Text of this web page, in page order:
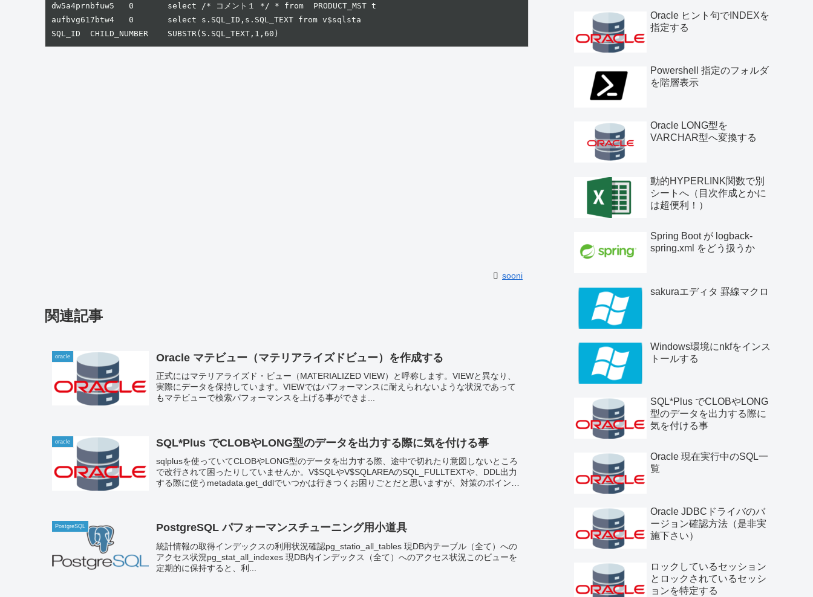
dw5a4prnbfuw5	0	select /* コメント１ */ * from  PRODUCT_MST t
aufbvg617btw4	0	select s.SQL_ID,s.SQL_TEXT from v$sqlsta
SQL_ID	CHILD_NUMBER	SUBSTR(S.SQL_TEXT,1,60)
sooni
関連記事
oracle Oracle マテビュー（マテリアライズドビュー）を作成する
正式にはマテリアライズド・ビュー（MATERIALIZED VIEW）と呼称します。VIEWと異なり、
実際にデータを保持しています。VIEWではパフォーマンスに耐えられないような状況であって
もマテビューで検索パフォーマンスを上げる事ができま...
oracle SQL*Plus でCLOBやLONG型のデータを出力する際に気を付ける事
sqlplusを使っていてCLOBやLONG型のデータを出力する際、途中で切れたり意図しないところ
で改行されて困ったりしていませんか。V$SQLやV$SQLAREAのSQL_FULLTEXTや、DDL出力
する際に使うmetadata.get_ddlでいつかは行きつくお困りごとだと思いますが、対策のポイント
PostgreSQL PostgreSQL パフォーマンスチューニング用小道具
統計情報の取得インデックスの利用状況確認pg_statio_all_tables 現DB内テーブル（全て）への
アクセス状況pg_stat_all_indexes 現DB内インデックス（全て）へのアクセス状況このビューを
定期的に保持すると、利...
Oracle ヒント句でINDEXを
指定する
Powershell 指定のフォルダ
を階層表示
Oracle LONG型を
VARCHAR型へ変換する
動的HYPERLINK関数で別
シートへ（目次作成とかに
は超便利！）
Spring Boot が logback-
spring.xml をどう扱うか
sakuraエディタ 罫線マクロ
Windows環境にnkfをインス
トールする
SQL*Plus でCLOBやLONG
型のデータを出力する際に
気を付ける事
Oracle 現在実行中のSQL一
覧
Oracle JDBCドライバのバ
ージョン確認方法（是非実
施下さい）
ロックしているセッション
とロックされているセッシ
ョンを特定する